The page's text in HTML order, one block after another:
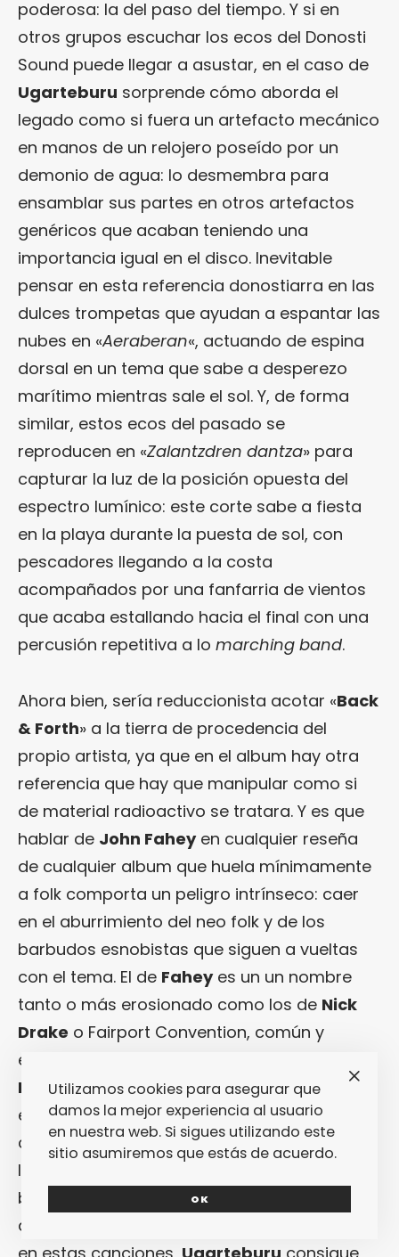
poderosa: la del paso del tiempo. Y si en
otros grupos escuchar los ecos del Donosti
Sound puede llegar a asustar, en el caso de
Ugarteburu sorprende cómo aborda el
legado como si fuera un artefacto mecánico
en manos de un relojero poseído por un
demonio de agua: lo desmembra para
ensamblar sus partes en otros artefactos
genéricos que acaban teniendo una
importancia igual en el disco. Inevitable
pensar en esta referencia donostiarra en las
dulces trompetas que ayudan a espantar las
nubes en «Aeraberan«, actuando de espina
dorsal en un tema que sabe a desperezo
marítimo mientras sale el sol. Y, de forma
similar, estos ecos del pasado se
reproducen en «Zalantzdren dantza» para
capturar la luz de la posición opuesta del
espectro lumínico: este corte sabe a fiesta
en la playa durante la puesta de sol, con
pescadores llegando a la costa
acompañados por una fanfarria de vientos
que acaba estallando hacia el final con una
percusión repetitiva a lo marching band.
Ahora bien, sería reduccionista acotar «Back
& Forth» a la tierra de procedencia del
propio artista, ya que en el album hay otra
referencia que hay que manipular como si
de material radioactivo se tratara. Y es que
hablar de John Faheyen cualquier reseña
de cualquier album que huela mínimamente
a folk comporta un peligro intrínseco: caer
en el aburrimiento del neo folk y de los
barbudos esnobistas que siguen a vueltas
con el tema. El de Faheyes un un nombre
tanto o más erosionado como los de Nick
Drake o Fairport Convention, común y
erróneamente empleados en pack. «
Forth«, sin embargo, debería ser el disco a
estampar en la frente de aquellos que
comenten este error para dejar bien claras
las diferencias entra las emociones
brumosas de
, las visiones pastorales
de
Utilizamos cookies para asegurar que
damos la mejor experiencia al usuario
en nuestra web. Si sigues utilizando este
sitio asumiremos que estás de acuerdo.
OK